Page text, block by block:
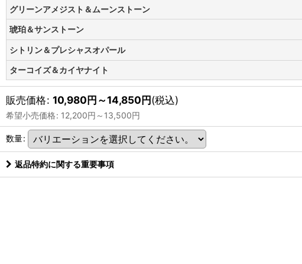
グリーンアメジスト＆ムーンストーン
琥珀＆サンストーン
シトリン＆プレシャスオパール
ターコイズ＆カイヤナイト
販売価格: 10,980円～14,850円(税込)
希望小売価格: 12,200円 ～13,500円
数量:
返品特約に関する重要事項